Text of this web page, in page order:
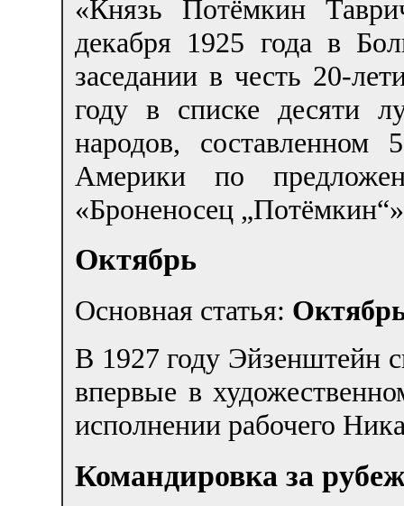
«Князь Потёмкин
декабря 1925 года в
заседании в честь 20-
году в списке десяти
народов,
Америки по
«Броненосец
Октябрь
Основная статья:
В 1927 году Эйзенштейн
впервые в
исполнении рабочего
Командировка за